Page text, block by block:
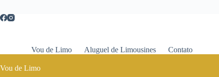
Vou de Limo Aluguel de Limousines Contato
Vou de Limo